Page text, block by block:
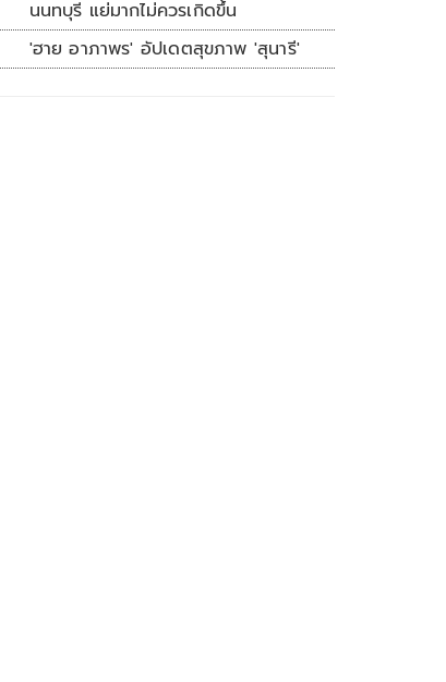
นนทบุรี แย่มากไม่ควรเกิดขึ้น
'ฮาย อาภาพร' อัปเดตสุขภาพ 'สุนารี'